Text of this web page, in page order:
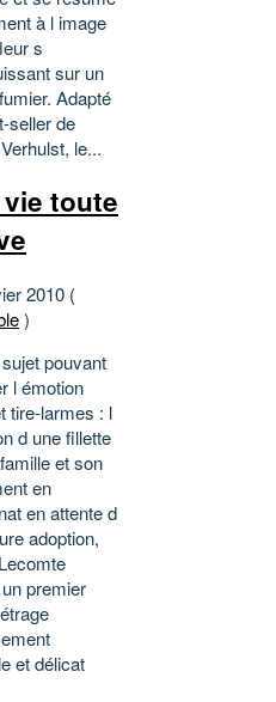
à l image
s
sur un
Adapté
seller de
le...
vie toute
2010 (
)
pouvant
l émotion
tire-larmes : l
d une fillette
et son
en
en attente d
adoption,
premier
et délicat